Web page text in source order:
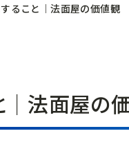
ること｜法面屋の価値観
｜法面屋の